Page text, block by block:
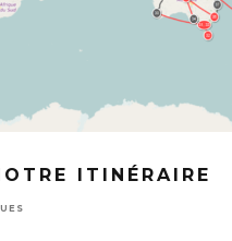
ITINÉRAIRE